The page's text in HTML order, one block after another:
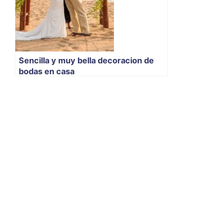
Sencilla y muy bella decoracion de
bodas en casa